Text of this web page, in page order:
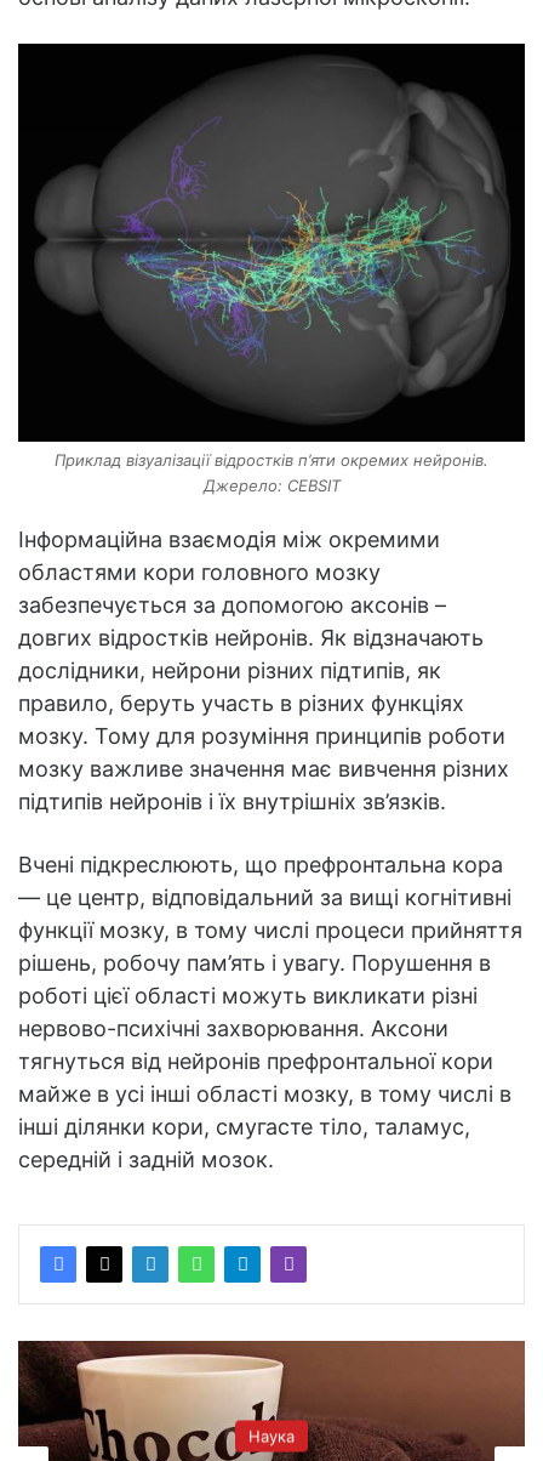
Приклад візуалізації відростків п’яти окремих нейронів.
Джерело: CEBSIT
Інформаційна взаємодія між окремими
областями кори головного мозку
забезпечується за допомогою аксонів –
довгих відростків нейронів. Як відзначають
дослідники, нейрони різних підтипів, як
правило, беруть участь в різних функціях
мозку. Тому для розуміння принципів роботи
мозку важливе значення має вивчення різних
підтипів нейронів і їх внутрішніх зв’язків.
Вчені підкреслюють, що префронтальна кора
— це центр, відповідальний за вищі когнітивні
функції мозку, в тому числі процеси прийняття
рішень, робочу пам’ять і увагу. Порушення в
роботі цієї області можуть викликати різні
нервово-психічні захворювання. Аксони
тягнуться від нейронів префронтальної кори
майже в усі інші області мозку, в тому числі в
інші ділянки кори, смугасте тіло, таламус,
середній і задній мозок.
Наука